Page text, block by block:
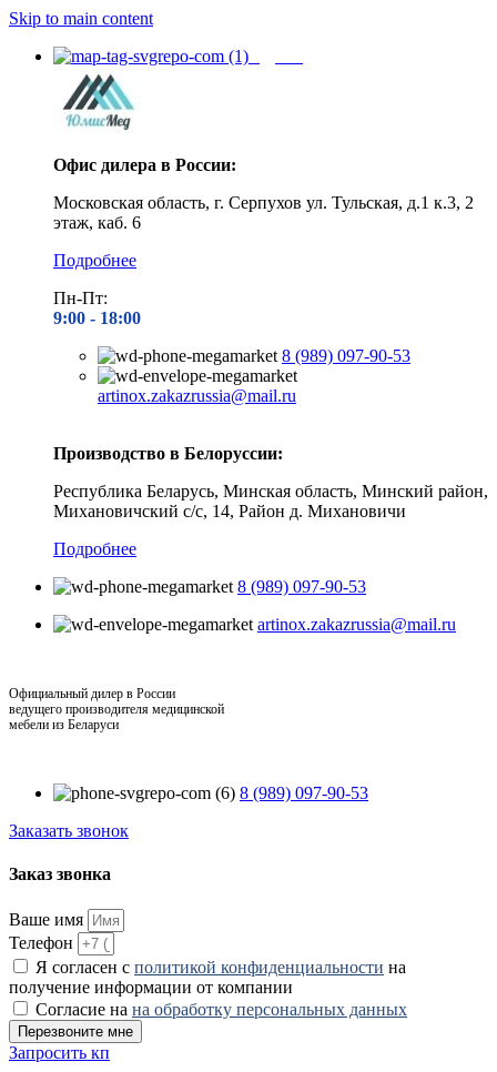
Skip to main content
Офис дилера в России:
Московская область, г. Серпухов ул. Тульская, д.1 к.3, 2
этаж, каб. 6
Подробнее
Пн-Пт:
9:00 - 18:00
8 (989) 097-90-53
artinox.zakazrussia@mail.ru
Производство в Белоруссии:
Республика Беларусь, Минская область, Минский район,
Михановичский с/с, 14, Район д. Михановичи
Подробнее
8 (989) 097-90-53
artinox.zakazrussia@mail.ru
Официальный дилер в России
ведущего производителя медицинской
мебели из Беларуси
8 (989) 097-90-53
Заказать звонок
Заказ звонка
Ваше имя
Телефон
Я согласен с политикой конфиденциальности на
получение информации от компании
Согласие на на обработку персональных данных
Перезвоните мне
Запросить кп